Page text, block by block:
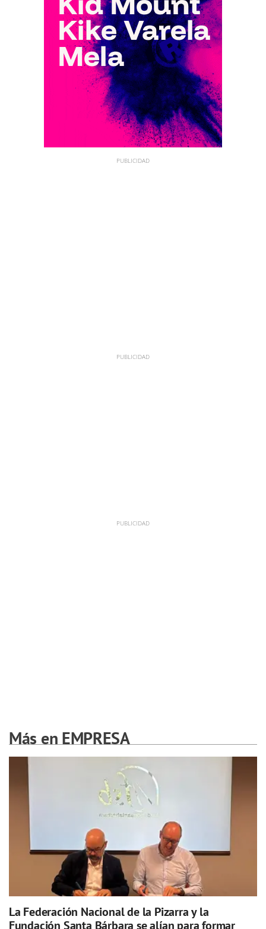
Más en EMPRESA
La Federación Nacional de la Pizarra y la
Fundación Santa Bárbara se alían para formar